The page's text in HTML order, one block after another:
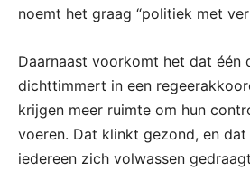
noemt het graag “politiek met
Daarnaast voorkomt het dat één
dichttimmert in een
krijgen meer ruimte om hun
voeren. Dat klinkt gezond, en
iedereen zich volwassen